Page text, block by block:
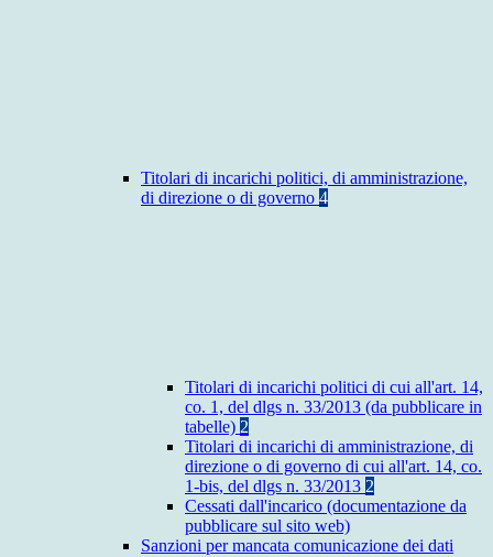
Titolari di incarichi politici, di amministrazione,
di direzione o di governo 4
Titolari di incarichi politici di cui all'art. 14,
co. 1, del dlgs n. 33/2013 (da pubblicare in
tabelle) 2
Titolari di incarichi di amministrazione, di
direzione o di governo di cui all'art. 14, co.
1-bis, del dlgs n. 33/2013 2
Cessati dall'incarico (documentazione da
pubblicare sul sito web)
Sanzioni per mancata comunicazione dei dati